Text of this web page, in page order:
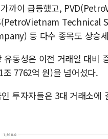
까이 급등했고,
Technical
등 다수 종목도 상승
유동성은 이전 거래일 대비
조 7762억 원)을 넘어섰다.
투자자들은 3대 거래소에